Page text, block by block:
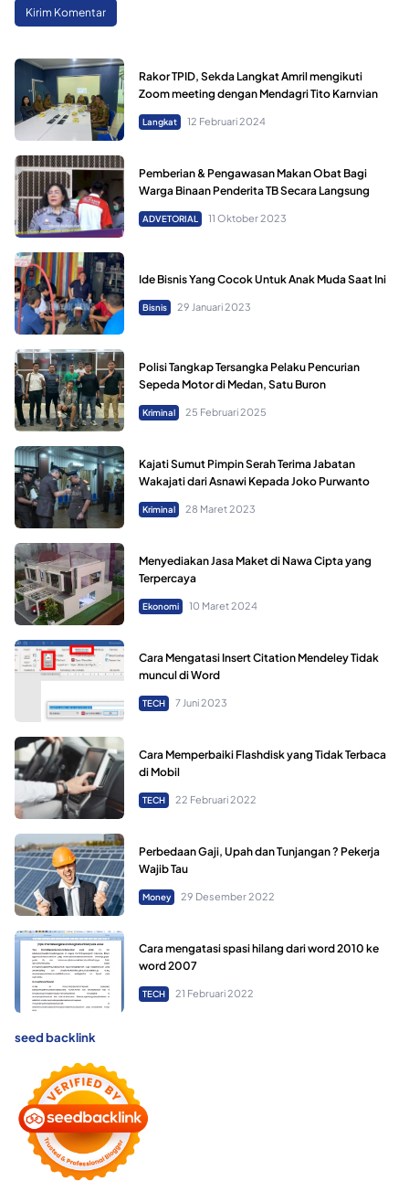
Rakor TPID, Sekda Langkat Amril mengikuti
Zoom meeting dengan Mendagri Tito Karnvian
Langkat 12 Februari 2024
Pemberian & Pengawasan Makan Obat Bagi
Warga Binaan Penderita TB Secara Langsung
ADVETORIAL 11 Oktober 2023
Ide Bisnis Yang Cocok Untuk Anak Muda Saat Ini
Bisnis 29 Januari 2023
Polisi Tangkap Tersangka Pelaku Pencurian
Sepeda Motor di Medan, Satu Buron
Kriminal 25 Februari 2025
Kajati Sumut Pimpin Serah Terima Jabatan
Wakajati dari Asnawi Kepada Joko Purwanto
Kriminal 28 Maret 2023
Menyediakan Jasa Maket di Nawa Cipta yang
Terpercaya
Ekonomi 10 Maret 2024
Cara Mengatasi Insert Citation Mendeley Tidak
muncul di Word
TECH 7 Juni 2023
Cara Memperbaiki Flashdisk yang Tidak Terbaca
di Mobil
TECH 22 Februari 2022
Perbedaan Gaji, Upah dan Tunjangan ? Pekerja
Wajib Tau
Money 29 Desember 2022
Cara mengatasi spasi hilang dari word 2010 ke
word 2007
TECH 21 Februari 2022
seed backlink